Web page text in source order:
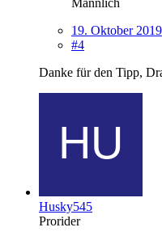
19. Oktober 2019
#4
Danke für den Tipp,
Husky545
Prorider